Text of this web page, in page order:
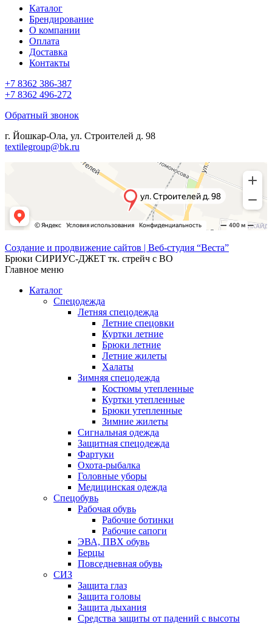
Каталог
Брендирование
О компании
Оплата
Доставка
Контакты
+7 8362 386-387
+7 8362 496-272
Обратный звонок
г. Йошкар-Ола, ул. Строителей д. 98
textilegroup@bk.ru
Создание и продвижение сайтов | Веб-студия “Веста”
Брюки СИРИУС-ДЖЕТ тк. стрейч с ВО
Главное меню
Каталог
Спецодежда
Летняя спецодежда
Летние спецовки
Куртки летние
Брюки летние
Летние жилеты
Халаты
Зимняя спецодежда
Костюмы утепленные
Куртки утепленные
Брюки утепленные
Зимние жилеты
Сигнальная одежда
Защитная спецодежда
Фартуки
Охота-рыбалка
Головные уборы
Медицинская одежда
Спецобувь
Рабочая обувь
Рабочие ботинки
Рабочие сапоги
ЭВА, ПВХ обувь
Берцы
Повседневная обувь
СИЗ
Защита глаз
Защита головы
Защита дыхания
Средства защиты от падений с высоты